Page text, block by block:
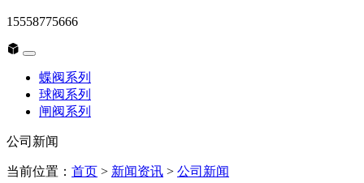
15558775666
蝶阀系列
球阀系列
闸阀系列
公司新闻
当前位置： 首页 > 新闻资讯 > 公司新闻